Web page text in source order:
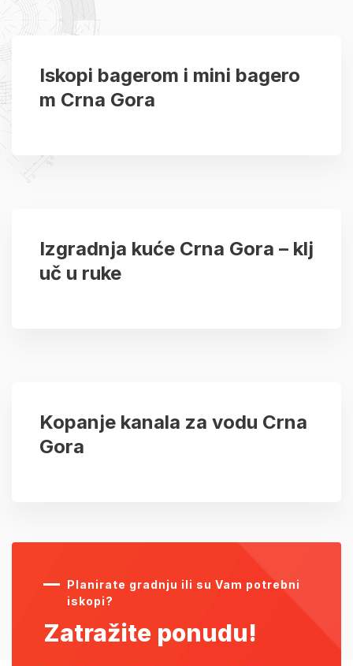
Iskopi bagerom i mini bagero
m Crna Gora
Izgradnja kuće Crna Gora – klj
uč u ruke
Kopanje kanala za vodu Crna
Gora
Planirate gradnju ili su Vam potrebni
iskopi?
Zatražite ponudu!